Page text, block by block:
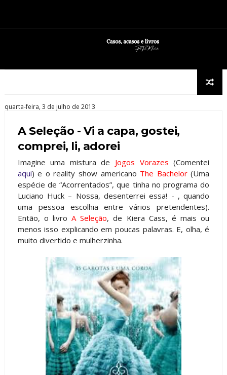
quarta-feira, 3 de julho de 2013
A Seleção - Vi a capa, gostei,
comprei, li, adorei
Imagine uma mistura de Jogos Vorazes (Comentei
aqui) e o reality show americano The Bachelor(Uma
espécie de “Acorrentados”, que tinha no programa do
Luciano Huck – Nossa, desenterrei essa! - , quando
uma pessoa escolhia entre vários pretendentes).
Então, o livroA Seleção, de Kiera Cass, é mais ou
menos isso explicando em poucas palavras. E, olha, é
muito divertido e mulherzinha.